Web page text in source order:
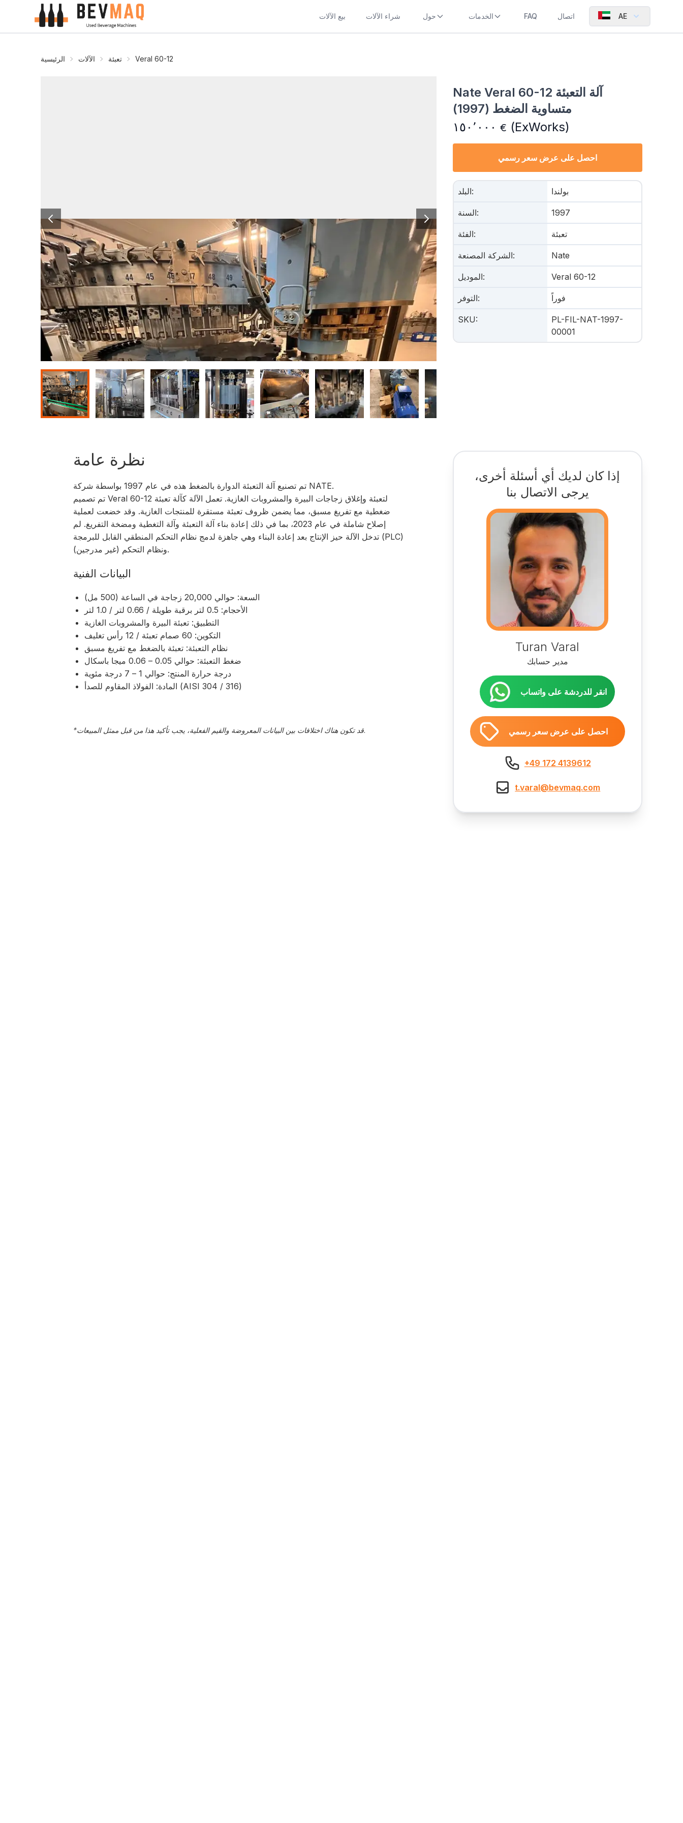
بيع الآلات شراء الآلات حول الخدمات FAQ اتصال AE
الرئيسية الآلات تعبئة Veral 60-12
Nate Veral 60-12 آلة التعبئة
متساوية الضغط (1997)
١٥٠٬٠٠٠ € (ExWorks)
احصل على عرض سعر رسمي
البلد: بولندا
السنة: 1997
الفئة: تعبئة
الشركة المصنعة: Nate
الموديل: Veral 60-12
التوفر: فوراً
SKU:
PL-FIL-NAT-1997-
00001
نظرة عامة
تم تصنيع آلة التعبئة الدوارة بالضغط هذه في عام 1997 بواسطة شركة NATE.
تم تصميم Veral 60-12 لتعبئة وإغلاق زجاجات البيرة والمشروبات الغازية. تعمل الآلة كآلة تعبئة
ضغطية مع تفريغ مسبق، مما يضمن ظروف تعبئة مستقرة للمنتجات الغازية. وقد خضعت لعملية
إصلاح شاملة في عام 2023، بما في ذلك إعادة بناء آلة التعبئة وآلة التغطية ومضخة التفريغ. لم
تدخل الآلة حيز الإنتاج بعد إعادة البناء وهي جاهزة لدمج نظام التحكم المنطقي القابل للبرمجة (PLC)
ونظام التحكم (غير مدرجين).
البيانات الفنية
السعة: حوالي 20,000 زجاجة في الساعة (500 مل)
الأحجام: 0.5 لتر برقبة طويلة / 0.66 لتر / 1.0 لتر
التطبيق: تعبئة البيرة والمشروبات الغازية
التكوين: 60 صمام تعبئة / 12 رأس تغليف
نظام التعبئة: تعبئة بالضغط مع تفريغ مسبق
ضغط التعبئة: حوالي 0.05 – 0.06 ميجا باسكال
درجة حرارة المنتج: حوالي 1 – 7 درجة مئوية
المادة: الفولاذ المقاوم للصدأ (AISI 304 / 316)
* قد تكون هناك اختلافات بين البيانات المعروضة والقيم الفعلية، يجب تأكيد هذا من قبل ممثل المبيعات.
إذا كان لديك أي أسئلة أخرى،
يرجى الاتصال بنا
Turan Varal
مدير حسابك
انقر للدردشة على واتساب
احصل على عرض سعر رسمي
+49 172 4139612
t.varal@bevmaq.com